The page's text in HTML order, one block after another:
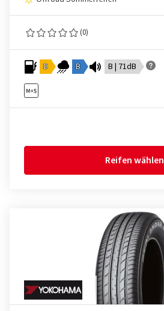
(0)
D B B | 71dB
Reifen wählen